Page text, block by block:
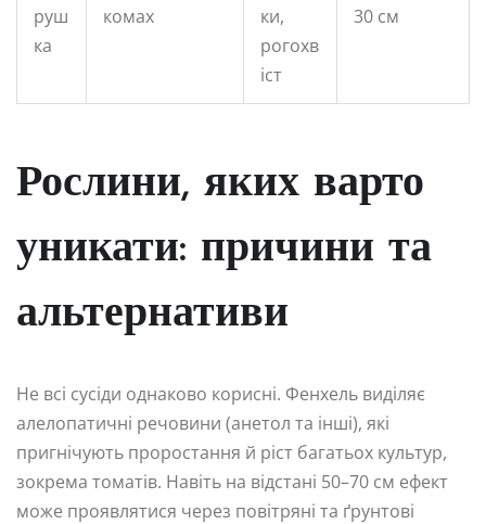
руш
ка
комах
ки,
рогохв
іст
30 см
Рослини, яких варто
уникати: причини та
альтернативи
Не всі сусіди однаково корисні. Фенхель виділяє
алелопатичні речовини (анетол та інші), які
пригнічують проростання й ріст багатьох культур,
зокрема томатів. Навіть на відстані 50–70 см ефект
може проявлятися через повітряні та ґрунтові